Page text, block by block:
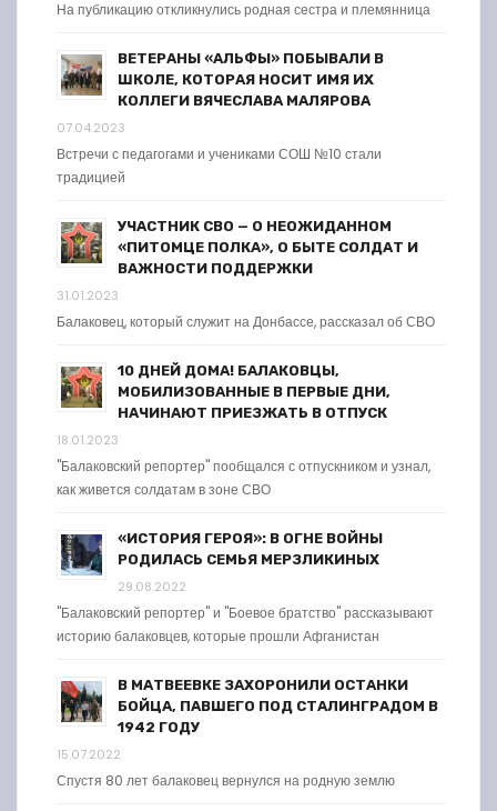
На публикацию откликнулись родная сестра и племянница
ВЕТЕРАНЫ «АЛЬФЫ» ПОБЫВАЛИ В
ШКОЛЕ, КОТОРАЯ НОСИТ ИМЯ ИХ
КОЛЛЕГИ ВЯЧЕСЛАВА МАЛЯРОВА
07.04.2023
Встречи с педагогами и учениками СОШ №10 стали
традицией
УЧАСТНИК СВО — О НЕОЖИДАННОМ
«ПИТОМЦЕ ПОЛКА», О БЫТЕ СОЛДАТ И
ВАЖНОСТИ ПОДДЕРЖКИ
31.01.2023
Балаковец, который служит на Донбассе, рассказал об СВО
10 ДНЕЙ ДОМА! БАЛАКОВЦЫ,
МОБИЛИЗОВАННЫЕ В ПЕРВЫЕ ДНИ,
НАЧИНАЮТ ПРИЕЗЖАТЬ В ОТПУСК
18.01.2023
"Балаковский репортер" пообщался с отпускником и узнал,
как живется солдатам в зоне СВО
«ИСТОРИЯ ГЕРОЯ»: В ОГНЕ ВОЙНЫ
РОДИЛАСЬ СЕМЬЯ МЕРЗЛИКИНЫХ
29.08.2022
"Балаковский репортер" и "Боевое братство" рассказывают
историю балаковцев, которые прошли Афганистан
В МАТВЕЕВКЕ ЗАХОРОНИЛИ ОСТАНКИ
БОЙЦА, ПАВШЕГО ПОД СТАЛИНГРАДОМ В
1942 ГОДУ
15.07.2022
Спустя 80 лет балаковец вернулся на родную землю